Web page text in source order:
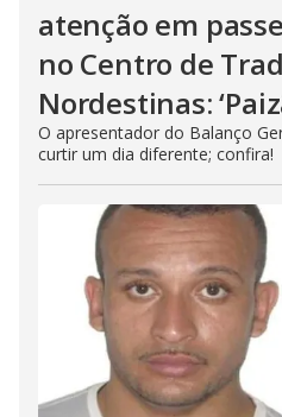
atenção em
no Centro de
Nordestinas:
O apresentador do Balanço
curtir um dia diferente; confira!